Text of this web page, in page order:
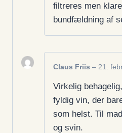
filtreres men
bundfældning af
Claus Friis – 21.
Virkelig
fyldig vin, der
som helst. Til
og svin.